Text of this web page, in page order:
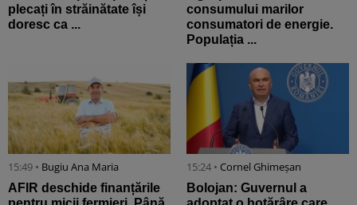
plecați în străinătate își
doresc ca ...
consumului marilor
consumatori de energie.
Populația ...
15:49 • Bugiu ⁠Ana Maria
AFIR deschide finanțările
15:24 • Cornel Ghimeșan
Bolojan: Guvernul a